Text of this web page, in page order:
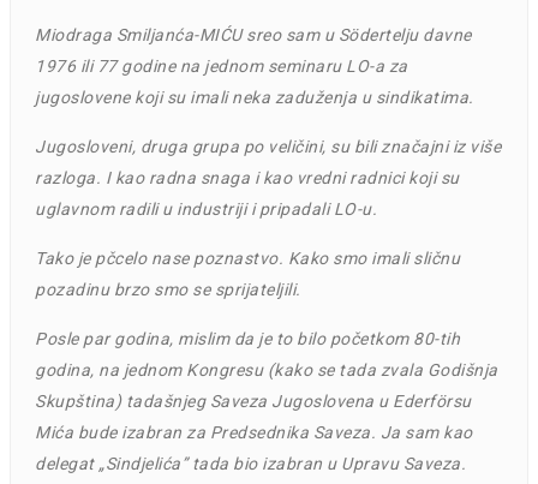
Miodraga Smiljanća-MIĆU sreo sam u Södertelju davne
1976 ili 77 godine na jednom seminaru LO-a za
jugoslovene koji su imali neka zaduženja u sindikatima.
Jugosloveni, druga grupa po veličini, su bili značajni iz više
razloga. I kao radna snaga i kao vredni radnici koji su
uglavnom radili u industriji i pripadali LO-u.
Tako je pčcelo nase poznastvo. Kako smo imali sličnu
pozadinu brzo smo se sprijateljili.
Posle par godina, mislim da je to bilo početkom 80-tih
godina, na jednom Kongresu (kako se tada zvala Godišnja
Skupština) tadašnjeg Saveza Jugoslovena u Ederförsu
Mića bude izabran za Predsednika Saveza. Ja sam kao
delegat „Sindjelića” tada bio izabran u Upravu Saveza.